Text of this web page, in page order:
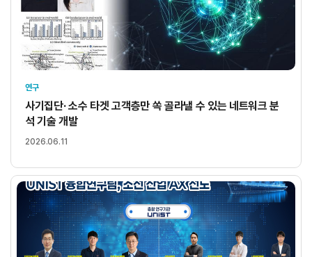
연구
사기집단· 소수 타겟 고객층만 쏙 골라낼 수 있는 네트워크 분
석 기술 개발
2026.06.11